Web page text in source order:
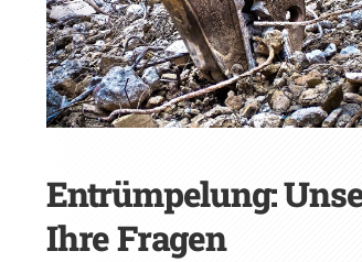
Entrümpelung:
Ihre Fragen